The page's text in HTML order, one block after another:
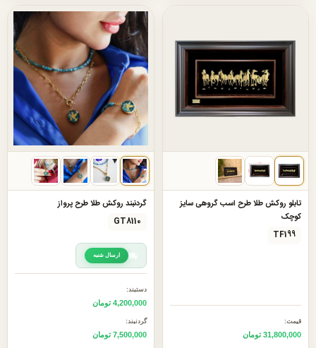
تابلو روکش طلا طرح اسب گروهی سایز
کوچک
TF199
قیمت:
31,800,000 تومان
گردنبند روکش طلا طرح پرواز
GT8110
ارسال شنبه
دستبند:
4,200,000 تومان
گردنبند:
7,500,000 تومان